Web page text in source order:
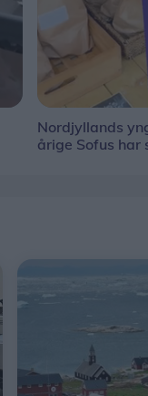
Nordjyllands
årige Sofus har